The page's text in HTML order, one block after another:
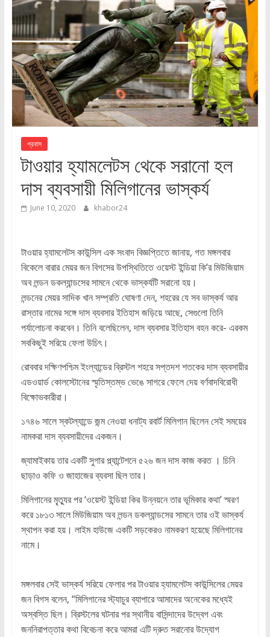
প্রবাস
টাওয়ার হ্যামলেটস থেকে সরানো হল
দাস ব্যবসায়ী মিলিগানের ভাস্কর্য
June 10, 2020 khabor24
টাওয়ার হ্যামলেটস কাউন্সিল এক সংবাদ বিজ্ঞপ্তিতে জানায়, গত মঙ্গলবার
বিকেলে বারার মেয়র জন বিগসের উপস্থিতিতে ওয়েস্ট ইন্ডিয়া কি’র মিউজিয়াম
অব লন্ডন ডকল্যান্ডসের সামনে থেকে ভাস্কর্যটি সরানো হয়।
লন্ডনের মেয়র সাদিক খান সম্প্রতি ঘোষণা দেন, শহরের যে সব ভাস্কর্য আর
রাস্তার নামের সঙ্গে দাস ব্যবসার ইতিহাস জড়িয়ে আছে, সেগুলো তিনি
পর্যালোচনা করবেন। তিনি বলেছিলেন, দাস ব্যবসার ইতিহাস বহন করে- এরকম
সবকিছুই সরিয়ে ফেলা উচিৎ।
রোববার দক্ষিণপশ্চিম ইংল্যান্ডের ব্রিস্টল শহরে সপ্তদশ শতকের দাস ব্যবসায়ীর
এডওয়ার্ড কোলস্টোনের স্মৃতিস্তম্ভ ভেঙে সাগরে ফেলে দেয় বর্ণবাদবিরোধী
বিক্ষোভকারীরা।
১৭৪৬ সালে স্কটল্যান্ডে জন্ম নেওয়া ধনাট্য রবার্ট মিলিগান ছিলেন সেই সময়ের
নামকরা দাস ব্যবসায়ীদের একজন।
জ্যামাইকায় তার একটি সুগার প্ল্যান্টেশনে ৫২৬ জন দাস কাজ করত । চিনি
ছাড়াও কফি ও জাহাজের ব্যবসা ছিল তার।
মিলিগানের মৃ্ত্যুর পর ‘ওয়েস্ট ইন্ডিয়া কির উন্নয়নে তার ভূমিকার কথা’ স্মরণ
করে ১৮১৩ সালে মিউজিয়াম অব লন্ডন ডকল্যান্ডসের সামনে তার ওই ভাস্কর্য
স্থাপন করা হয়। লাইম হাউজে একটি সড়কেরও নামকরণ হয়েছে মিলিগানের
নামে।
মঙ্গলবার সেই ভাস্কর্য সরিয়ে ফেলার পর টাওয়ার হ্যামলেটস কাউন্সিলের মেয়র
জন বিগস বলেন, “মিলিগানের স্ট্যাচুর ব্যাপারে আমাদের অনেকের মধ্যেই
অস্বস্তি ছিল। ব্রিস্টলের ঘটনার পর স্থানীয় বাসিন্দাদের উদ্বেগ এবং
জননিরাপত্তার কথা বিবেচনা করে আমরা এটি দ্রুত সরানোর উদ্যোগ